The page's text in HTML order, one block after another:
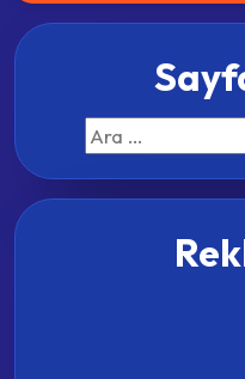
Arama: